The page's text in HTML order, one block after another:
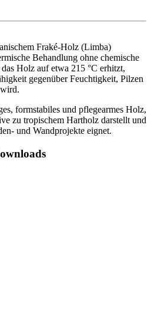
Fraké-Holz (Limba)
Behandlung ohne chemische
Holz auf etwa 215 °C erhitzt,
gegenüber Feuchtigkeit, Pilzen
formstabiles und pflegearmes Holz,
zu tropischem Hartholz darstellt und
und Wandprojekte eignet.